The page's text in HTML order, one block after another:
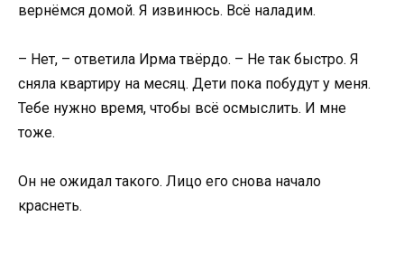
вернёмся домой. Я извинюсь. Всё наладим.
– Нет, – ответила Ирма твёрдо. – Не так быстро. Я
сняла квартиру на месяц. Дети пока побудут у меня.
Тебе нужно время, чтобы всё осмыслить. И мне
тоже.
Он не ожидал такого. Лицо его снова начало
краснеть.